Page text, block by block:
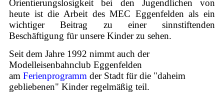
Orientierungslosigkeit bei den Jugendlichen von
heute ist die Arbeit des MEC Eggenfelden als ein
wichtiger Beitrag zu einer sinnstiftenden
Beschäftigung für unsere Kinder zu sehen.
Seit dem Jahre 1992 nimmt auch der
Modelleisenbahnclub Eggenfelden
am Ferienprogramm der Stadt für die "daheim
gebliebenen" Kinder regelmäßig teil.